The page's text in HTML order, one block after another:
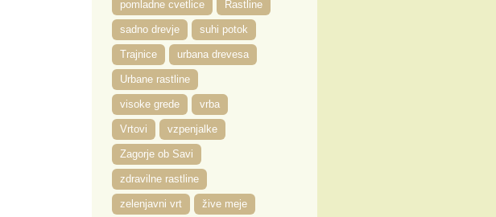
pomladne cvetlice Rastline
sadno drevje suhi potok
Trajnice urbana drevesa
Urbane rastline
visoke grede vrba
Vrtovi vzpenjalke
Zagorje ob Savi
zdravilne rastline
zelenjavni vrt žive meje